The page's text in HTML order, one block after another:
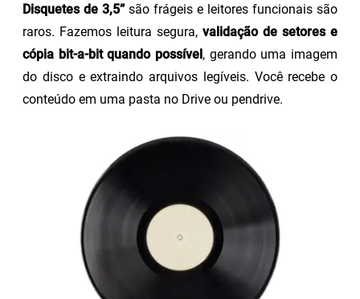
Disquetes de 3,5”são frágeis e leitores funcionais são
raros. Fazemos leitura segura, validação de setores e
cópia bit-a-bit quando possível, gerando uma imagem
do disco e extraindo arquivos legíveis. Você recebe o
conteúdo em uma pasta no Drive ou pendrive.